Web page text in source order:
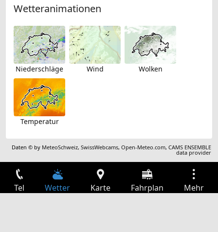
Wetteranimationen
Niederschläge Wind Wolken
Temperatur
Daten © by MeteoSchweiz,SwissWebcams,Open-Meteo.com,CAMS ENSEMBLE
data provider
Tel Wetter Karte Fahrplan Mehr